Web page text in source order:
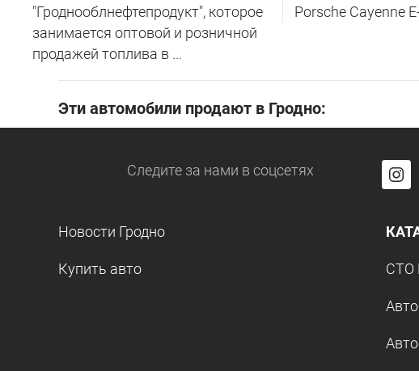
"Гроднооблнефтепродукт", которое
занимается оптовой и розничной
продажей топлива в ...
Porsche Cayenne
Эти автомобили продают в Гродно:
Следите за нами в соцсетях
Новости Гродно
Купить авто СТО